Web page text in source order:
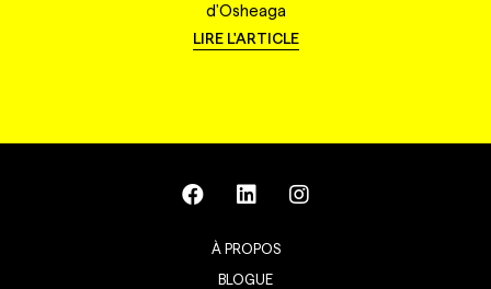
d'Osheaga
LIRE L'ARTICLE
À PROPOS
BLOGUE